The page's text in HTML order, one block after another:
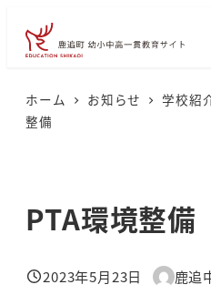
ホーム お知らせ 学校紹
整備
PTA環境整備
投稿日
2023年5月23日
著
鹿追